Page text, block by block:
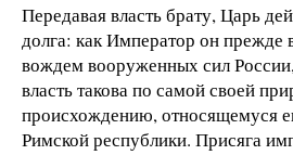
Передавая власть брату, Царь
долга: как Император он прежде
вождем вооруженных сил
власть такова по самой своей
происхождению, относящемуся
Римской республики. Присяга